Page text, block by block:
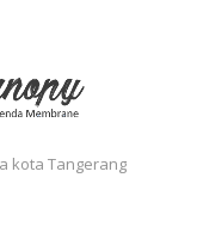
kota Tangerang